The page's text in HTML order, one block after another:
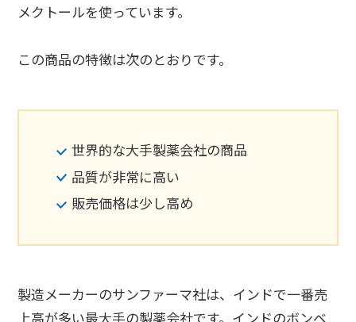
メクトールを使っています。
この商品の特徴は次のとおりです。
世界的な大手製薬会社の商品
品質が非常に高い
販売価格は少し高め
製造メーカーのサンファーマ社は、インドで一番売